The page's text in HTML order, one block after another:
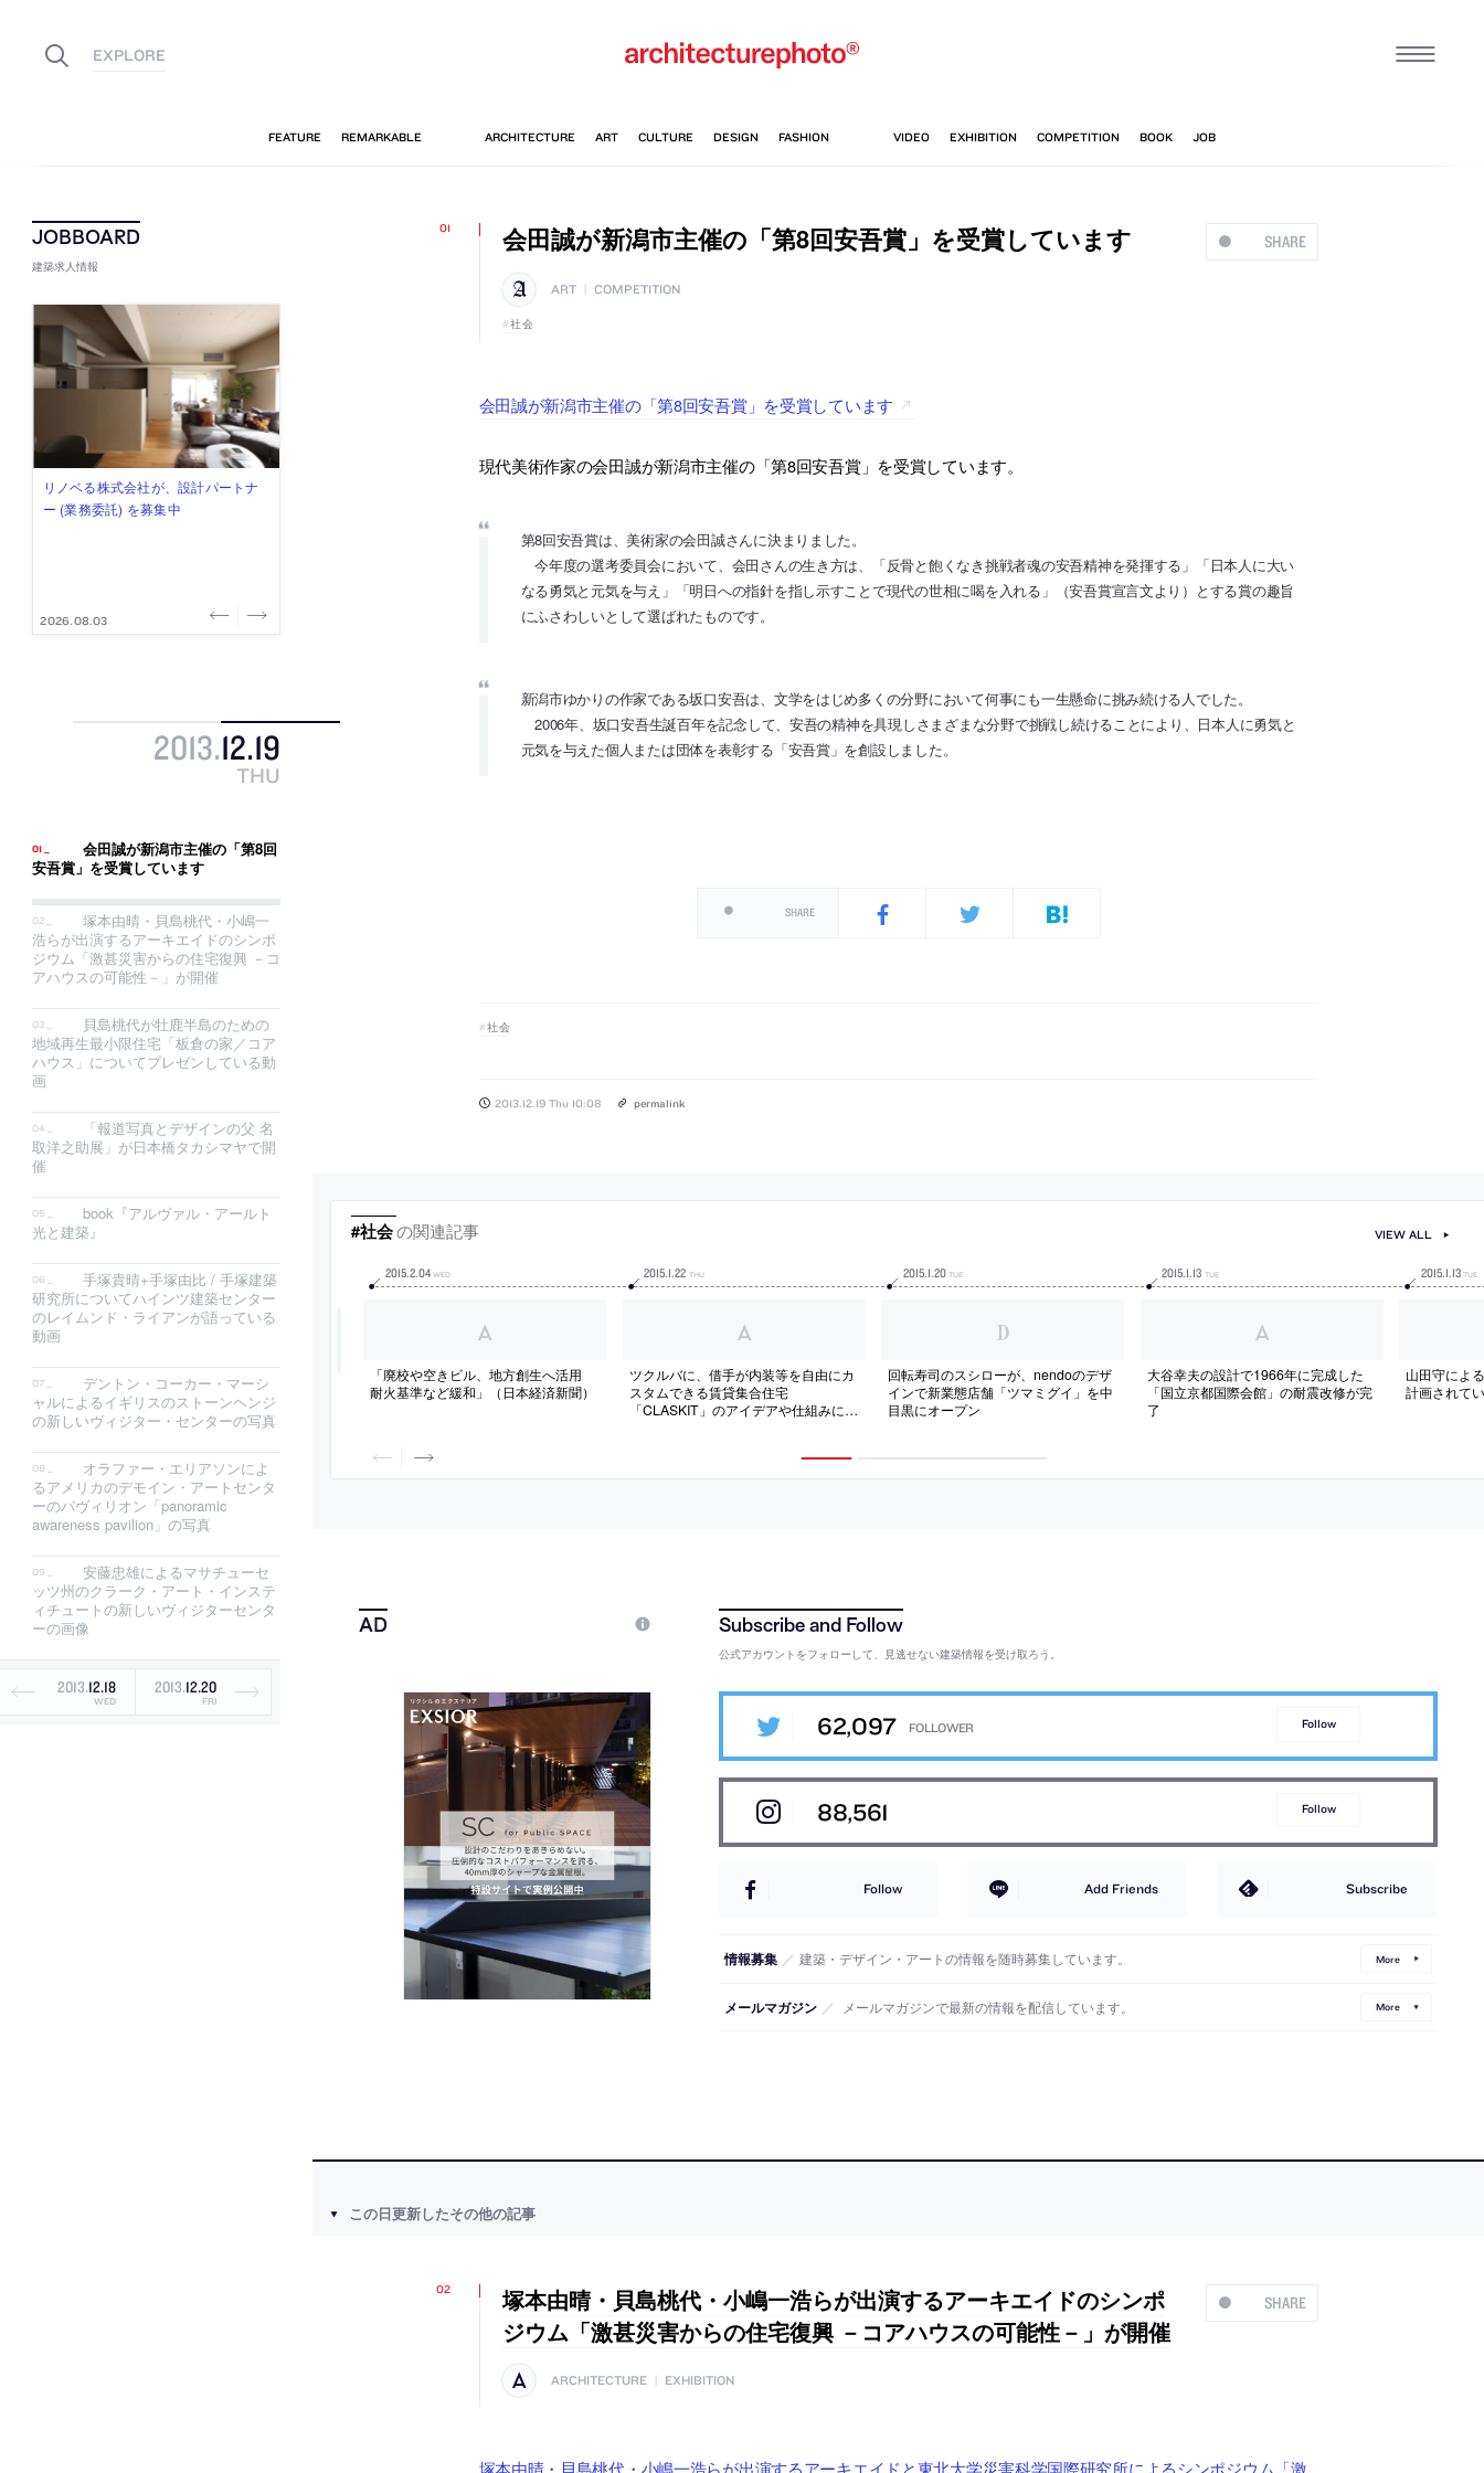
建築求人情報
古民家を軸に全国で“価値循環の仕組
み”を作り、リモートワーク主体の働
2026.08.03
リノベる株式会社が、設計パートナ
ー (業務委託) を募集中
2026.08.03
社会への影響力のある建築を手掛
け、スタッフ同士で助け合う環境づ
2026.07.31
代官山を拠点に活動する「梅澤竜也 /
ALA INC.」が、設計スタッフ・アル
2026.07.30
住宅や共同住宅などを手掛け、“合理
的でシンプルなデザイン”を志向する
2026.07.29
2013.12.19
THU
会田誠が新潟市主催の「第8回
安吾賞」を受賞しています
塚本由晴・貝島桃代・小嶋一
浩らが出演するアーキエイドのシンポ
ジウム「激甚災害からの住宅復興 －コ
アハウスの可能性－」が開催
貝島桃代が牡鹿半島のための
地域再生最小限住宅「板倉の家／コア
ハウス」についてプレゼンしている動
画
「報道写真とデザインの父 名
取洋之助展」が日本橋タカシマヤで開
催
book『アルヴァル・アールト
光と建築』
手塚貴晴+手塚由比 / 手塚建築
研究所についてハインツ建築センター
のレイムンド・ライアンが語っている
動画
デントン・コーカー・マーシ
ャルによるイギリスのストーンヘンジ
の新しいヴィジター・センターの写真
オラファー・エリアソンによ
るアメリカのデモイン・アートセンタ
ーのパヴィリオン「panoramic
awareness pavilion」の写真
安藤忠雄によるマサチューセ
ッツ州のクラーク・アート・インステ
ィチュートの新しいヴィジターセンタ
ーの画像
2013.12.18
WED
2013.12.20
FRI
SHARE
会田誠が新潟市主催の「第8回安吾賞」を受賞しています
ART COMPETITION
社会
会田誠が新潟市主催の「第8回安吾賞」を受賞しています
現代美術作家の会田誠が新潟市主催の「第8回安吾賞」を受賞しています。
第8回安吾賞は、美術家の会田誠さんに決まりました。
今年度の選考委員会において、会田さんの生き方は、「反骨と飽くなき挑戦者魂の安吾精神を発揮する」「日本人に大い
なる勇気と元気を与え」「明日への指針を指し示すことで現代の世相に喝を入れる」（安吾賞宣言文より）とする賞の趣旨
にふさわしいとして選ばれたものです。
新潟市ゆかりの作家である坂口安吾は、文学をはじめ多くの分野において何事にも一生懸命に挑み続ける人でした。
2006年、坂口安吾生誕百年を記念して、安吾の精神を具現しさまざまな分野で挑戦し続けることにより、日本人に勇気と
元気を与えた個人または団体を表彰する「安吾賞」を創設しました。
SHARE
社会
2013.12.19 Thu 10:08 permalink
#社会の関連記事
2015.2.04 WED
「廃校や空きビル、地方創生へ活用
耐火基準など緩和」（日本経済新聞）
2015.1.22 THU
ツクルバに、借手が内装等を自由にカ
スタムできる賃貸集合住宅
「CLASKIT」のアイデアや仕組みにつ
2015.1.20 TUE
回転寿司のスシローが、nendoのデザ
インで新業態店舗「ツマミグイ」を中
目黒にオープン
2015.1.13 TUE
大谷幸夫の設計で1966年に完成した
「国立京都国際会館」の耐震改修が完
了
2015.1.13 TUE
山田守によ
計画されて
VIEW ALL
公式アカウントをフォローして、見逃せない建築情報を受け取ろう。
62,097 Follow
88,561 Follow
Follow Add Friends Subscribe
情報募集 ／ 建築・デザイン・アートの情報を随時募集しています。 More
メールマガジン ／ メールマガジンで最新の情報を配信しています。 More
この日更新したその他の記事
SHARE
塚本由晴・貝島桃代・小嶋一浩らが出演するアーキエイドのシンポ
ジウム「激甚災害からの住宅復興 －コアハウスの可能性－」が開催
ARCHITECTURE EXHIBITION
塚本由晴・貝島桃代・小嶋一浩らが出演するアーキエイドと東北大学災害科学国際研究所によるシンポジウム「激